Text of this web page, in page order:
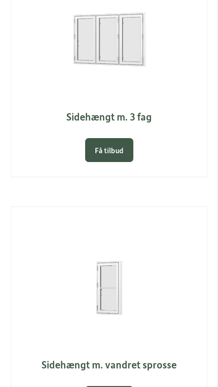
Sidehængt m. 3 fag
Få tilbud
Sidehængt m. vandret sprosse